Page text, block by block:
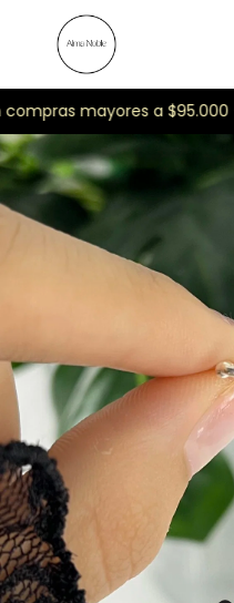
mayores a $95.000 -